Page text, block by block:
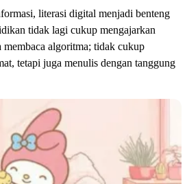
literasi digital menjadi benteng
tidak lagi cukup mengajarkan
membaca algoritma; tidak cukup
tetapi juga menulis dengan tanggung